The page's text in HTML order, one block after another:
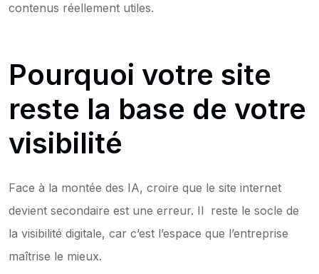
contenus réellement utiles.
Pourquoi votre site
reste la base de votre
visibilité
Face à la montée des IA, croire que le site internet
devient secondaire est une erreur. Il  reste le socle de
la visibilité digitale, car c’est l’espace que l’entreprise
maîtrise le mieux.